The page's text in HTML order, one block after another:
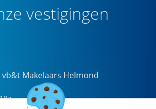
vestigingen
vb&t Makelaars Helmond
18a